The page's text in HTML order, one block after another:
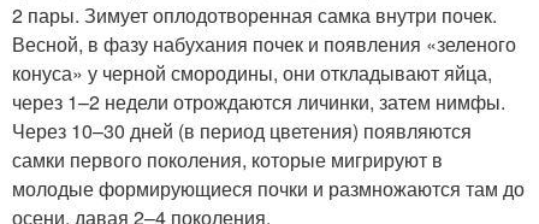
2 пары. Зимует оплодотворенная самка внутри почек.
Весной, в фазу набухания почек и появления «зеленого
конуса» у черной смородины, они откладывают яйца,
через 1–2 недели отрождаются личинки, затем нимфы.
Через 10–30 дней (в период цветения) появляются
самки первого поколения, которые мигрируют в
молодые формирующиеся почки и размножаются там до
осени, давая 2–4 поколения.